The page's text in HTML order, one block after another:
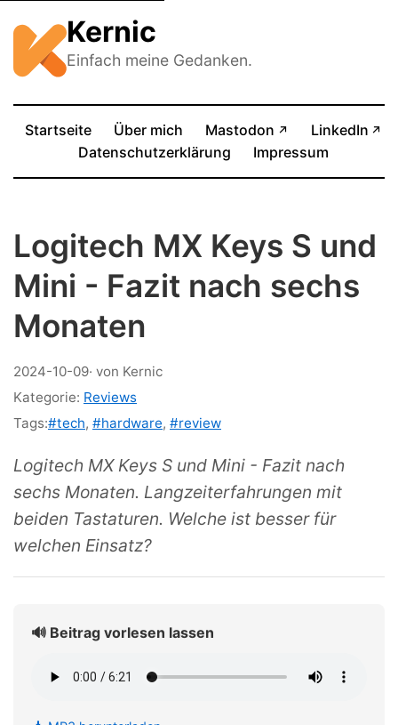
Kernic
Einfach meine Gedanken.
Startseite Über mich Mastodon ↗ (öffnet in
LinkedIn ↗
(öffnet in neuem Tab)
Datenschutzerklärung Impressum
Logitech MX Keys S und
Mini - Fazit nach sechs
Monaten
2024-10-09· von Kernic
Kategorie: Reviews
Tags:#tech, #hardware, #review
Logitech MX Keys S und Mini - Fazit nach
sechs Monaten. Langzeiterfahrungen mit
beiden Tastaturen. Welche ist besser für
welchen Einsatz?
🔊 Beitrag vorlesen lassen